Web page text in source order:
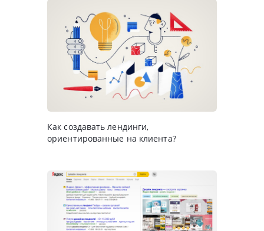
Как создавать лендинги,
ориентированные на клиента?